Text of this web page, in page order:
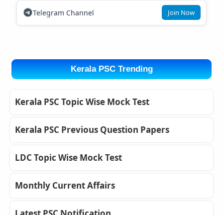
Telegram Channel Join Now
Kerala PSC Trending
Kerala PSC Topic Wise Mock Test
Kerala PSC Previous Question Papers
LDC Topic Wise Mock Test
Monthly Current Affairs